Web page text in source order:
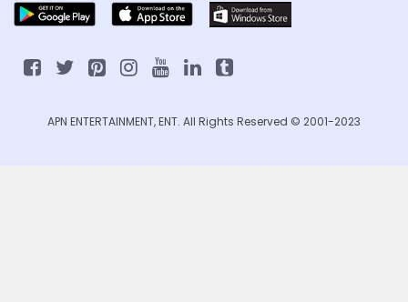
APN ENTERTAINMENT, ENT. All Rights Reserved © 2001-2023